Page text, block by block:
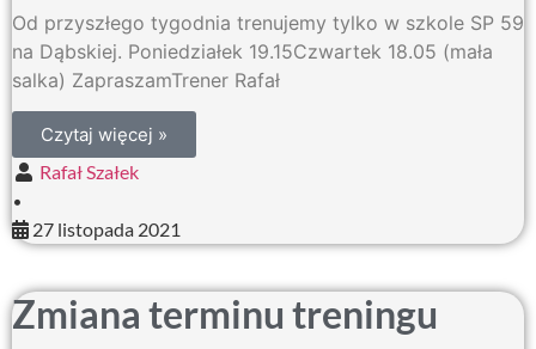
Od przyszłego tygodnia trenujemy tylko w szkole SP 59
na Dąbskiej. Poniedziałek 19.15Czwartek 18.05 (mała
salka) ZapraszamTrener Rafał
Czytaj więcej »
Rafał Szałek
•
27 listopada 2021
Zmiana terminu treningu